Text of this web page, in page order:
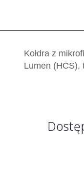
Kołdra z
Lumen (HCS),